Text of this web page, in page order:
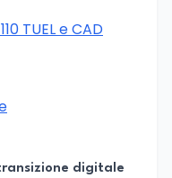
TUEL e CAD
digitale